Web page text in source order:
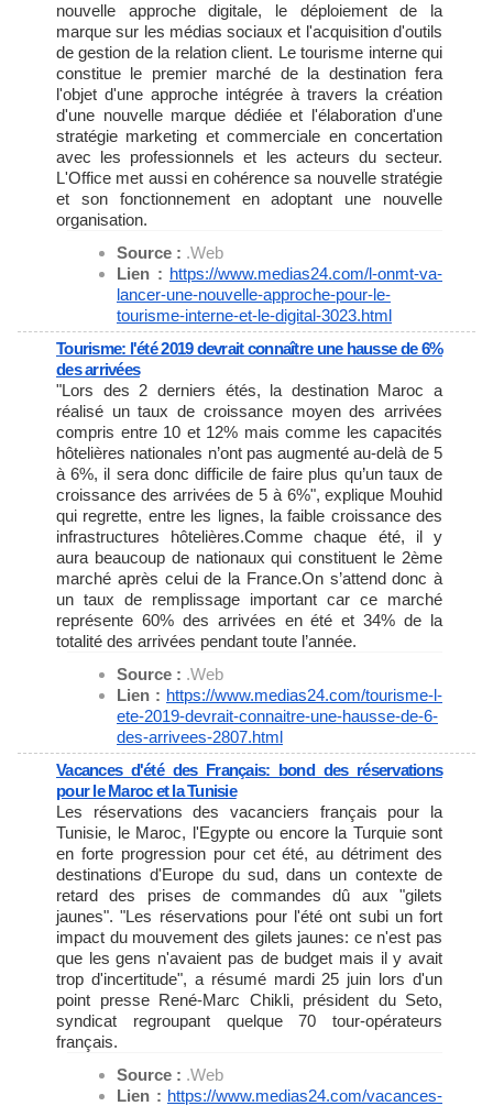
nouvelle approche digitale, le déploiement de la
marque sur les médias sociaux et l'acquisition d'outils
de gestion de la relation client. Le tourisme interne qui
constitue le premier marché de la destination fera
l'objet d'une approche intégrée à travers la création
d'une nouvelle marque dédiée et l'élaboration d'une
stratégie marketing et commerciale en concertation
avec les professionnels et les acteurs du secteur.
L'Office met aussi en cohérence sa nouvelle stratégie
et son fonctionnement en adoptant une nouvelle
organisation.
Source : .Web
Lien : https://www.medias24.com/l-onmt-va-
lancer-une-nouvelle-approche-pour-le-
tourisme-interne-et-le-digital-3023.html
Tourisme: l'été 2019 devrait connaître une hausse de 6%
des arrivées
"Lors des 2 derniers étés, la destination Maroc a
réalisé un taux de croissance moyen des arrivées
compris entre 10 et 12% mais comme les capacités
hôtelières nationales n’ont pas augmenté au-delà de 5
à 6%, il sera donc difficile de faire plus qu’un taux de
croissance des arrivées de 5 à 6%", explique Mouhid
qui regrette, entre les lignes, la faible croissance des
infrastructures hôtelières.Comme chaque été, il y
aura beaucoup de nationaux qui constituent le 2ème
marché après celui de la France.On s’attend donc à
un taux de remplissage important car ce marché
représente 60% des arrivées en été et 34% de la
totalité des arrivées pendant toute l’année.
Source : .Web
Lien : https://www.medias24.com/tourisme-l-
ete-2019-devrait-connaitre-une-hausse-de-6-
des-arrivees-2807.html
Vacances d'été des Français: bond des réservations
pour le Maroc et la Tunisie
Les réservations des vacanciers français pour la
Tunisie, le Maroc, l'Egypte ou encore la Turquie sont
en forte progression pour cet été, au détriment des
destinations d'Europe du sud, dans un contexte de
retard des prises de commandes dû aux "gilets
jaunes". "Les réservations pour l'été ont subi un fort
impact du mouvement des gilets jaunes: ce n'est pas
que les gens n'avaient pas de budget mais il y avait
trop d'incertitude", a résumé mardi 25 juin lors d'un
point presse René-Marc Chikli, président du Seto,
syndicat regroupant quelque 70 tour-opérateurs
français.
Source : .Web
Lien : https://www.medias24.com/vacances-